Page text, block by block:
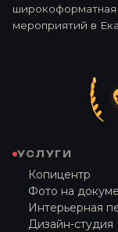
широкоформатная
мероприятий в
УСЛУГИ
Копицентр
Фото на
Интерьерная
Дизайн-студия